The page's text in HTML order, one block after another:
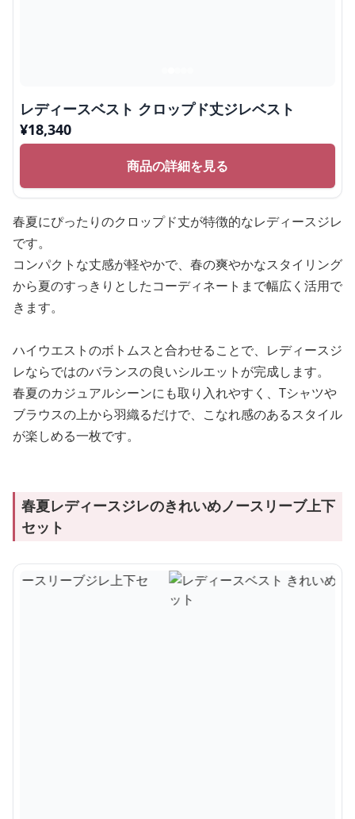
レディースベスト クロップド丈ジレベスト
¥18,340
商品の詳細を見る
春夏にぴったりのクロップド丈が特徴的なレディースジレ
です。
コンパクトな丈感が軽やかで、春の爽やかなスタイリング
から夏のすっきりとしたコーディネートまで幅広く活用で
きます。
ハイウエストのボトムスと合わせることで、レディースジ
レならではのバランスの良いシルエットが完成します。
春夏のカジュアルシーンにも取り入れやすく、Tシャツや
ブラウスの上から羽織るだけで、こなれ感のあるスタイル
が楽しめる一枚です。
春夏レディースジレのきれいめノースリーブ上下
セット